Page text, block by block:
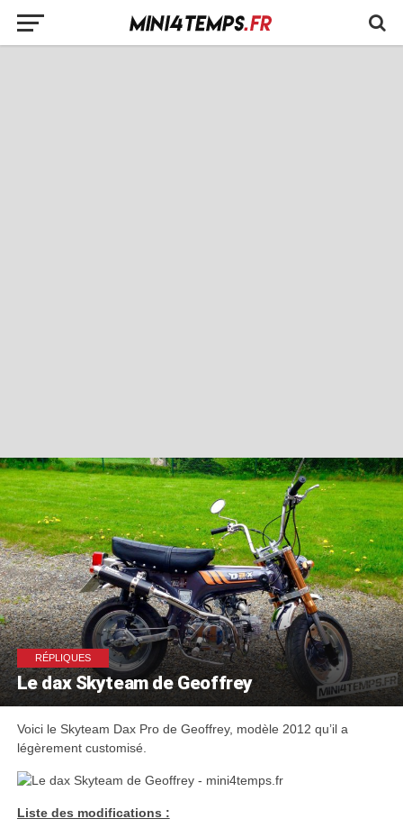
RÉPLIQUES
Le dax Skyteam de Geoffrey
Voici le Skyteam Dax Pro de Geoffrey, modèle 2012 qu’il a
légèrement customisé.
Liste des modifications :